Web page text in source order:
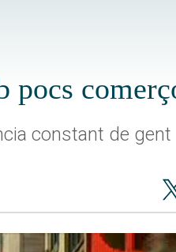
pocs
constant de gent